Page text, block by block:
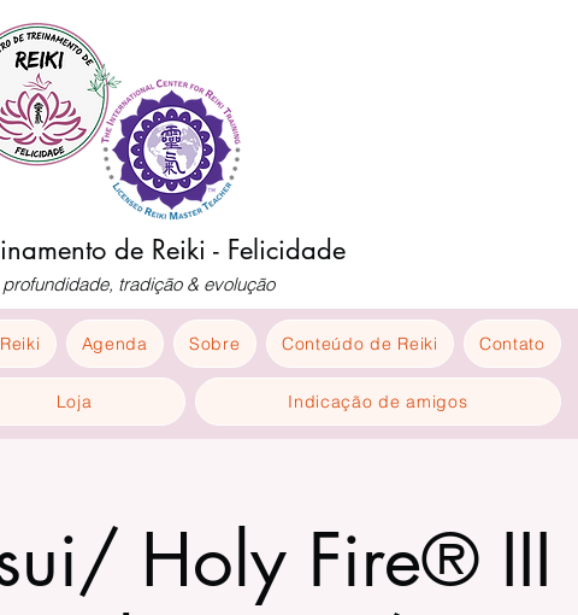
de Reiki - Felicidade
tradição & evolução
Agenda Sobre Conteúdo de Reiki Contato
Loja Indicação de amigos
Holy Fire® III